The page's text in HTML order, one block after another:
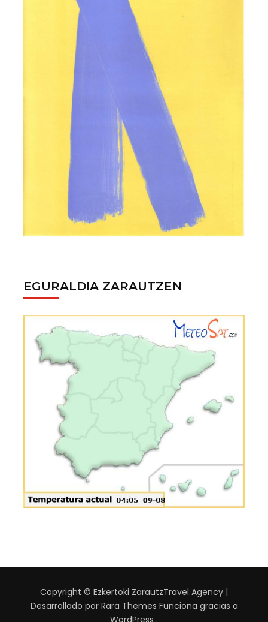
EGURALDIA ZARAUTZEN
Copyright © Ezkertoki ZarautzTravel Agency |
Desarrollado por Rara Themes Funciona gracias a